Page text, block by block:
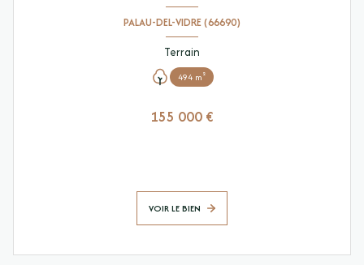
PALAU-DEL-VIDRE (66690)
Terrain
494 m²
155 000 €
VOIR LE BIEN